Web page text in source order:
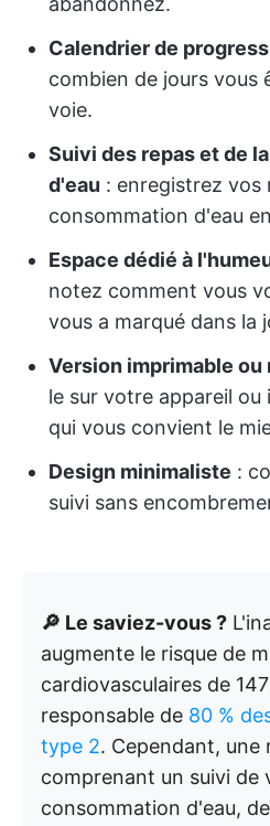
Calendrier de
combien de jours vous
voie.
Suivi des repas et de
d'eau : enregistrez vos
consommation d'eau
Espace dédié à
notez comment vous
vous a marqué dans la
Version imprimable ou
le sur votre appareil
qui vous convient le
Design minimaliste :
suivi sans
🔎 Le saviez-vous ?
augmente le risque de
cardiovasculaires de
responsable de 80 %
type 2. Cependant, une
comprenant un suivi de
consommation d'eau,